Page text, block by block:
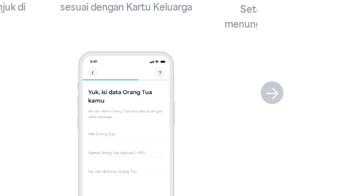
di
sesuai dengan Kartu Keluarga
Setelah proses
menunggu konfirmasi